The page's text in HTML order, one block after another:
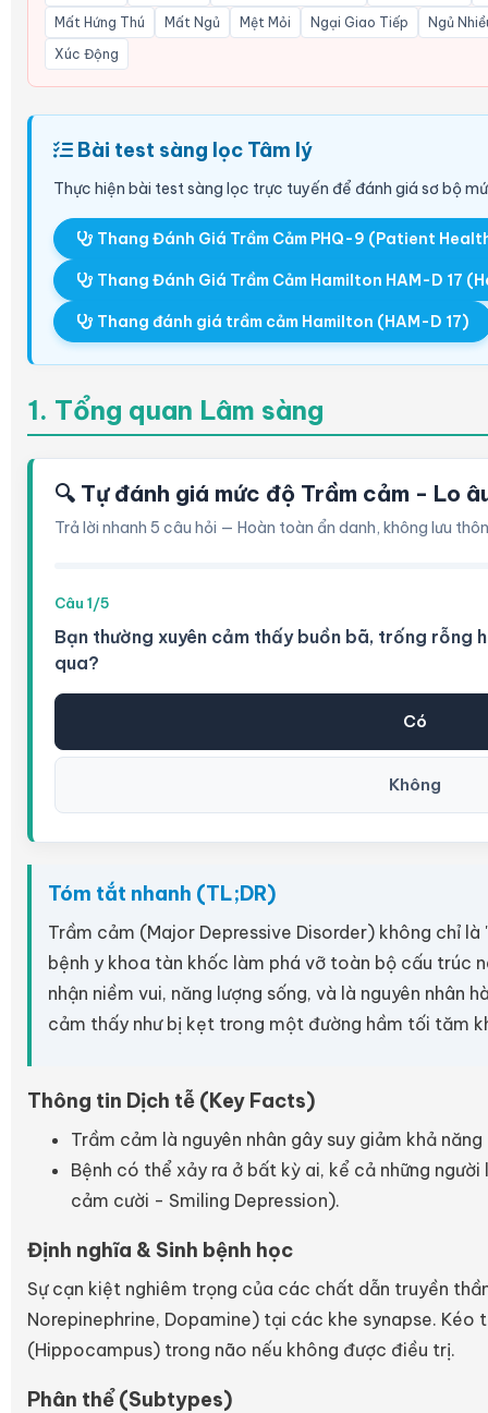
Mất Hứng Thú
Mất Ngủ Mệt Mỏi Ngại Giao Tiếp
Ngủ
Xúc Động
Bài test sàng lọc Tâm lý
Thực hiện bài test sàng lọc trực tuyến để đánh giá sơ bộ
Thang Đánh Giá Trầm Cảm PHQ-9 (Patient
Thang Đánh Giá Trầm Cảm Hamilton HAM-D 17
Thang đánh giá trầm cảm Hamilton (HAM-D 17)
1. Tổng quan Lâm sàng
🔍 Tự đánh giá mức độ Trầm cảm - Lo
Trả lời nhanh 5 câu hỏi — Hoàn toàn ẩn danh, không lưu
Câu 1/5
Bạn thường xuyên cảm thấy buồn bã, trống rỗng
qua?
Có
Không
Tóm tắt nhanh (TL;DR)
Trầm cảm (Major Depressive Disorder) không chỉ
bệnh y khoa tàn khốc làm phá vỡ toàn bộ cấu trúc
nhận niềm vui, năng lượng sống, và là nguyên nhân
cảm thấy như bị kẹt trong một đường hầm tối tăm
Thông tin Dịch tễ (Key Facts)
Trầm cảm là nguyên nhân gây suy giảm khả
Bệnh có thể xảy ra ở bất kỳ ai, kể cả những
cảm cười - Smiling Depression).
Định nghĩa & Sinh bệnh học
Sự cạn kiệt nghiêm trọng của các chất dẫn truyền
Norepinephrine, Dopamine) tại các khe synapse. Kéo
(Hippocampus) trong não nếu không được điều trị.
Phân thể (Subtypes)